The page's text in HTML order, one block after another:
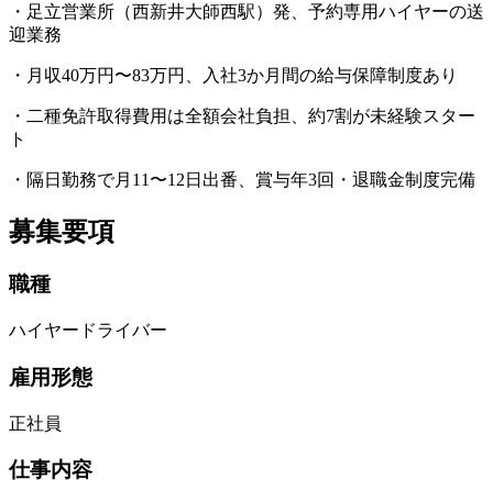
・足立営業所（西新井大師西駅）発、予約専用ハイヤーの送
迎業務
・月収40万円〜83万円、入社3か月間の給与保障制度あり
・二種免許取得費用は全額会社負担、約7割が未経験スター
ト
・隔日勤務で月11〜12日出番、賞与年3回・退職金制度完備
募集要項
職種
ハイヤードライバー
雇用形態
正社員
仕事内容